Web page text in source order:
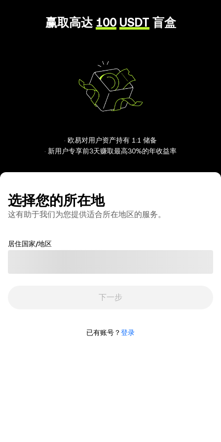
赢取高达 100 USDT 盲盒
· 欧易对用户资产持有 1:1 储备
· 新用户专享前3天赚取最高30%的年收益率
选择您的所在地
这有助于我们为您提供适合所在地区的服务。
居住国家/地区
下一步
已有账号？登录